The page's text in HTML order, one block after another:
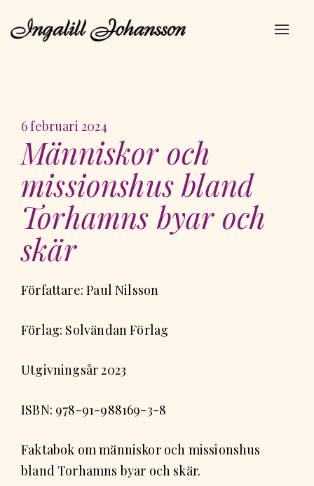
Publicerad
på
6 februari 2024
Människor och
missionshus bland
Torhamns byar och
skär
Författare: Paul Nilsson
Förlag: Solvändan Förlag
Utgivningsår 2023
ISBN: 978-91-988169-3-8
Faktabok om människor och missionshus
bland Torhamns byar och skär.